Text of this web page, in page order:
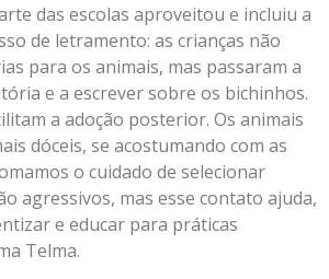
das escolas aproveitou e incluiu a
de letramento: as crianças não
para os animais, mas passaram a
e a escrever sobre os bichinhos.
a adoção posterior. Os animais
dóceis, se acostumando com as
o cuidado de selecionar
agressivos, mas esse contato ajuda,
e educar para práticas
Telma.